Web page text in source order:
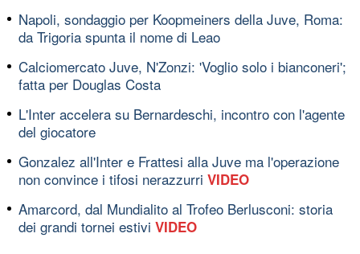
Napoli, sondaggio per Koopmeiners della Juve, Roma:
da Trigoria spunta il nome di Leao
Calciomercato Juve, N'Zonzi: 'Voglio solo i bianconeri';
fatta per Douglas Costa
L'Inter accelera su Bernardeschi, incontro con l'agente
del giocatore
Gonzalez all'Inter e Frattesi alla Juve ma l'operazione
non convince i tifosi nerazzurri VIDEO
Amarcord, dal Mundialito al Trofeo Berlusconi: storia
dei grandi tornei estivi VIDEO